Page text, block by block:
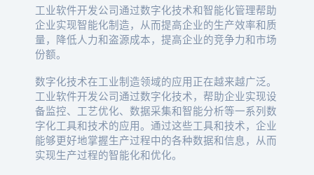
工业软件开发公司通过数字化技术和智能化管理帮助
企业实现智能化制造，从而提高企业的生产效率和质
量，降低人力和盗源成本，提高企业的竞争力和市场
份额。
数字化技术在工业制造领域的应用正在越来越广泛。
工业软件开发公司通过数字化技术，帮助企业实现设
备监控、工艺优化、数据采集和智能分析等一系列数
字化工具和技术的应用。通过这些工具和技术，企业
能够更好地掌握生产过程中的各种数据和信息，从而
实现生产过程的智能化和优化。